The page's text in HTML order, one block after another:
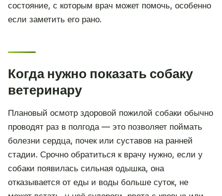
состояние, с которым врач может помочь, особенно
если заметить его рано.
Когда нужно показать собаку
ветеринару
Плановый осмотр здоровой пожилой собаки обычно
проводят раз в полгода — это позволяет поймать
болезни сердца, почек или суставов на ранней
стадии. Срочно обратиться к врачу нужно, если у
собаки появилась сильная одышка, она
отказывается от еды и воды больше суток, не